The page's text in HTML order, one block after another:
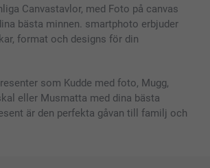
Canvastavlor, med Foto på canvas
bästa minnen. smartphoto erbjuder
format och designs för din
som Kudde med foto, Mugg,
eller Musmatta med dina bästa
är den perfekta gåvan till familj och